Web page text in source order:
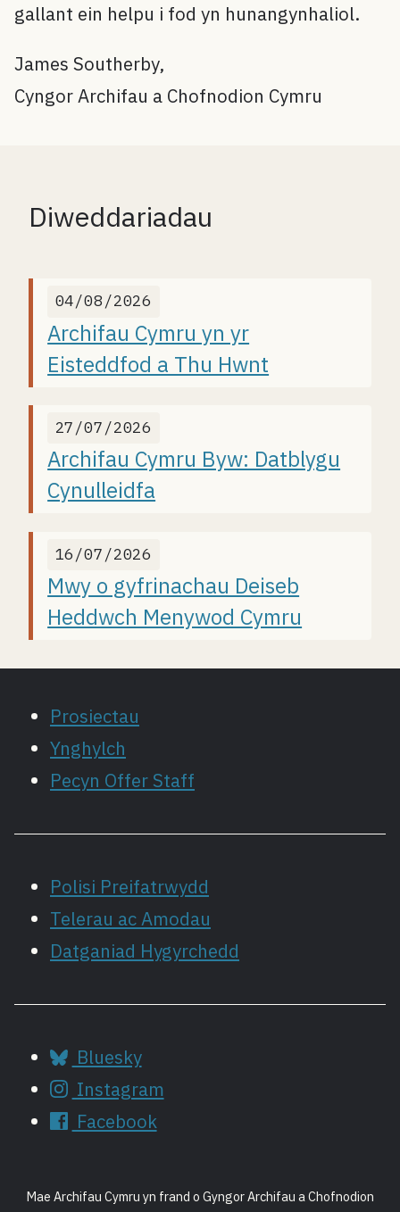
gallant ein helpu i fod yn hunangynhaliol.
James Southerby,
Cyngor Archifau a Chofnodion Cymru
Diweddariadau
04/08/2026
Archifau Cymru yn yr
Eisteddfod a Thu Hwnt
27/07/2026
Archifau Cymru Byw: Datblygu
Cynulleidfa
16/07/2026
Mwy o gyfrinachau Deiseb
Heddwch Menywod Cymru
Prosiectau
Ynghylch
Pecyn Offer Staff
Polisi Preifatrwydd
Telerau ac Amodau
Datganiad Hygyrchedd
Bluesky
Instagram
Facebook
Mae Archifau Cymru yn frand o Gyngor Archifau a Chofnodion